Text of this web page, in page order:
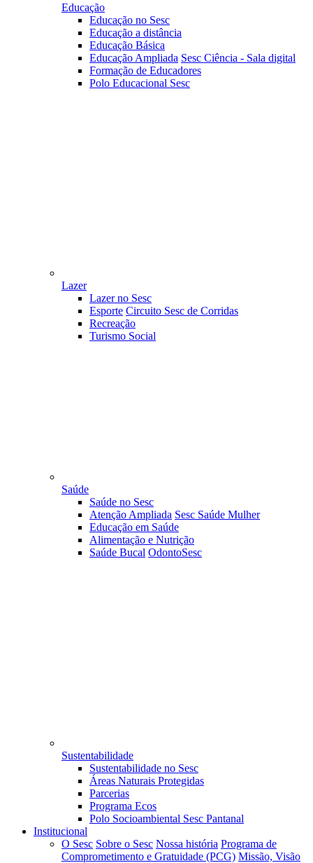
Educação
Educação no Sesc
Educação a distância
Educação Básica
Educação Ampliada Sesc Ciência - Sala digital
Formação de Educadores
Polo Educacional Sesc
Lazer
Lazer no Sesc
Esporte Circuito Sesc de Corridas
Recreação
Turismo Social
Saúde
Saúde no Sesc
Atenção Ampliada Sesc Saúde Mulher
Educação em Saúde
Alimentação e Nutrição
Saúde Bucal OdontoSesc
Sustentabilidade
Sustentabilidade no Sesc
Áreas Naturais Protegidas
Parcerias
Programa Ecos
Polo Socioambiental Sesc Pantanal
Institucional
O Sesc Sobre o Sesc Nossa história Programa de
Comprometimento e Gratuidade (PCG) Missão, Visão